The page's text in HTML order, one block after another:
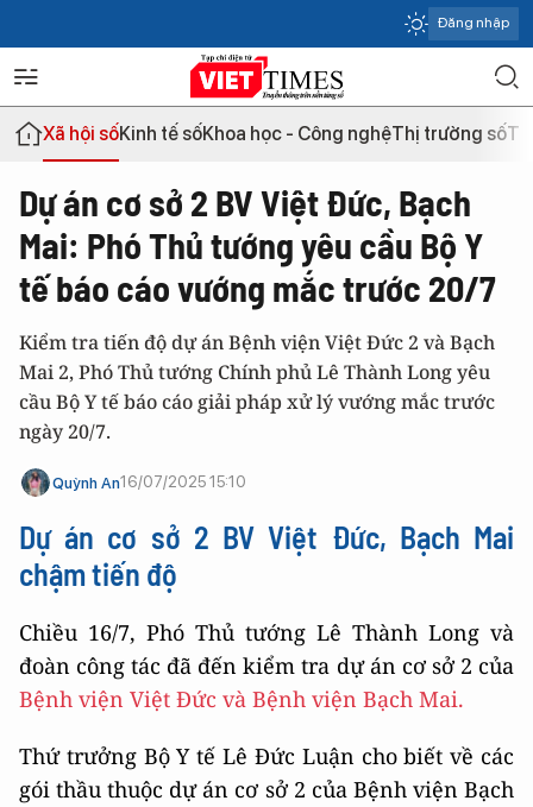
Đăng nhập
Xã hội sốKinh tế sốKhoa học - Công nghệThị trường số
Dự án cơ sở 2 BV Việt Đức, Bạch
Mai: Phó Thủ tướng yêu cầu Bộ Y
tế báo cáo vướng mắc trước 20/7
Kiểm tra tiến độ dự án Bệnh viện Việt Đức 2 và Bạch
Mai 2, Phó Thủ tướng Chính phủ Lê Thành Long yêu
cầu Bộ Y tế báo cáo giải pháp xử lý vướng mắc trước
ngày 20/7.
Quỳnh An16/07/2025 15:10
Dự án cơ sở 2 BV Việt Đức, Bạch Mai
chậm tiến độ
Chiều 16/7, Phó Thủ tướng Lê Thành Long và
đoàn công tác đã đến kiểm tra dự án cơ sở 2 của
Bệnh viện Việt Đức và Bệnh viện Bạch Mai.
Thứ trưởng Bộ Y tế Lê Đức Luận cho biết về các
gói thầu thuộc dự án cơ sở 2 của Bệnh viện Bạch